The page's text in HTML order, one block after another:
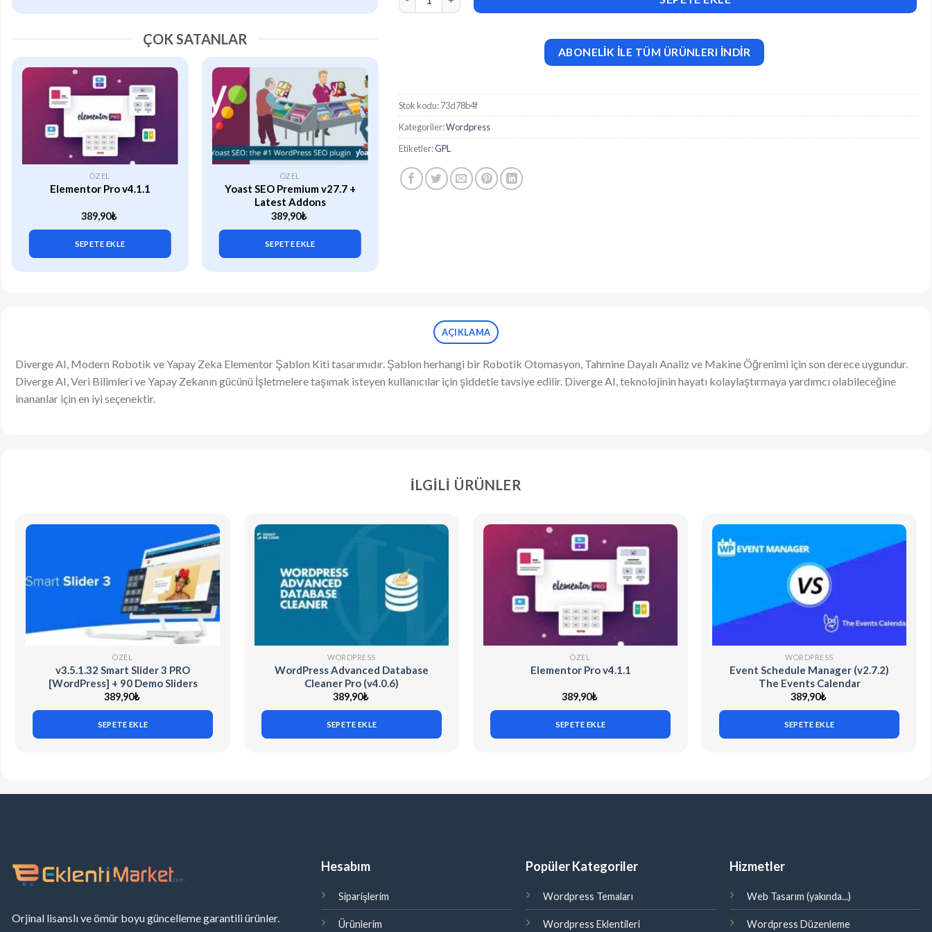
ÇOK SATANLAR
ÖZEL
Elementor Pro v4.1.1
389,90₺
SEPETE EKLE
ÖZEL
Yoast SEO Premium v27.7 +
Latest Addons
389,90₺
SEPETE EKLE
ÖZEL
WP Rocket (v3.21.2) Caching
ABONELİK İLE TÜM ÜRÜNLERI İNDİR
Stok kodu:73d78b4f
Kategoriler:Wordpress
Etiketler:GPL
AÇIKLAMA
Diverge AI, Modern Robotik ve Yapay Zeka Elementor Şablon Kiti tasarımıdır. Şablon herhangi bir Robotik Otomasyon, Tahmine Dayalı Analiz ve Makine Öğrenimi için son derece uygundur.
Diverge AI, Veri Bilimleri ve Yapay Zekanın gücünü İşletmelere taşımak isteyen kullanıcılar için şiddetle tavsiye edilir. Diverge AI, teknolojinin hayatı kolaylaştırmaya yardımcı olabileceğine
inananlar için en iyi seçenektir.
İLGILI ÜRÜNLER
ÖZEL
v3.5.1.32 Smart Slider 3 PRO
[WordPress] + 90 Demo Sliders
389,90₺
SEPETE EKLE
WORDPRESS
WordPress Advanced Database
Cleaner Pro (v4.0.6)
389,90₺
SEPETE EKLE
ÖZEL
Elementor Pro v4.1.1
389,90₺
SEPETE EKLE
WORDPRESS
Event Schedule Manager (v2.7.2)
The Events Calendar
389,90₺
SEPETE EKLE
Orjinal lisanslı ve ömür boyu güncelleme garantili ürünler.
Hesabım
Siparişlerim
Ürünlerim
Popüler Kategoriler
Wordpress Temaları
Wordpress Eklentileri
Hizmetler
Web Tasarım (yakında...)
Wordpress Düzenleme